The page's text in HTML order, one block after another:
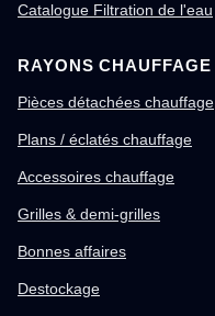
Catalogue Filtration de l'eau
RAYONS CHAUFFAGE
Pièces détachées chauffage
Plans / éclatés chauffage
Accessoires chauffage
Grilles & demi-grilles
Bonnes affaires
Destockage